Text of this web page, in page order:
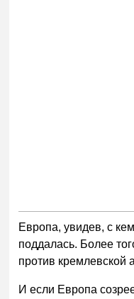
Европа, увидев, с
поддалась. Более
против кремлевской
И если Европа